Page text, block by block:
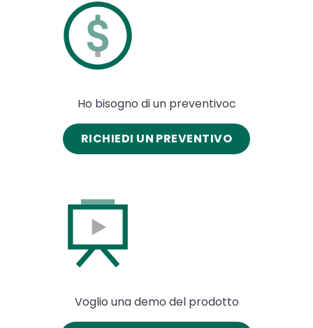
Image
Ho bisogno di un preventivoc
RICHIEDI UN PREVENTIVO
Image
Voglio una demo del prodotto